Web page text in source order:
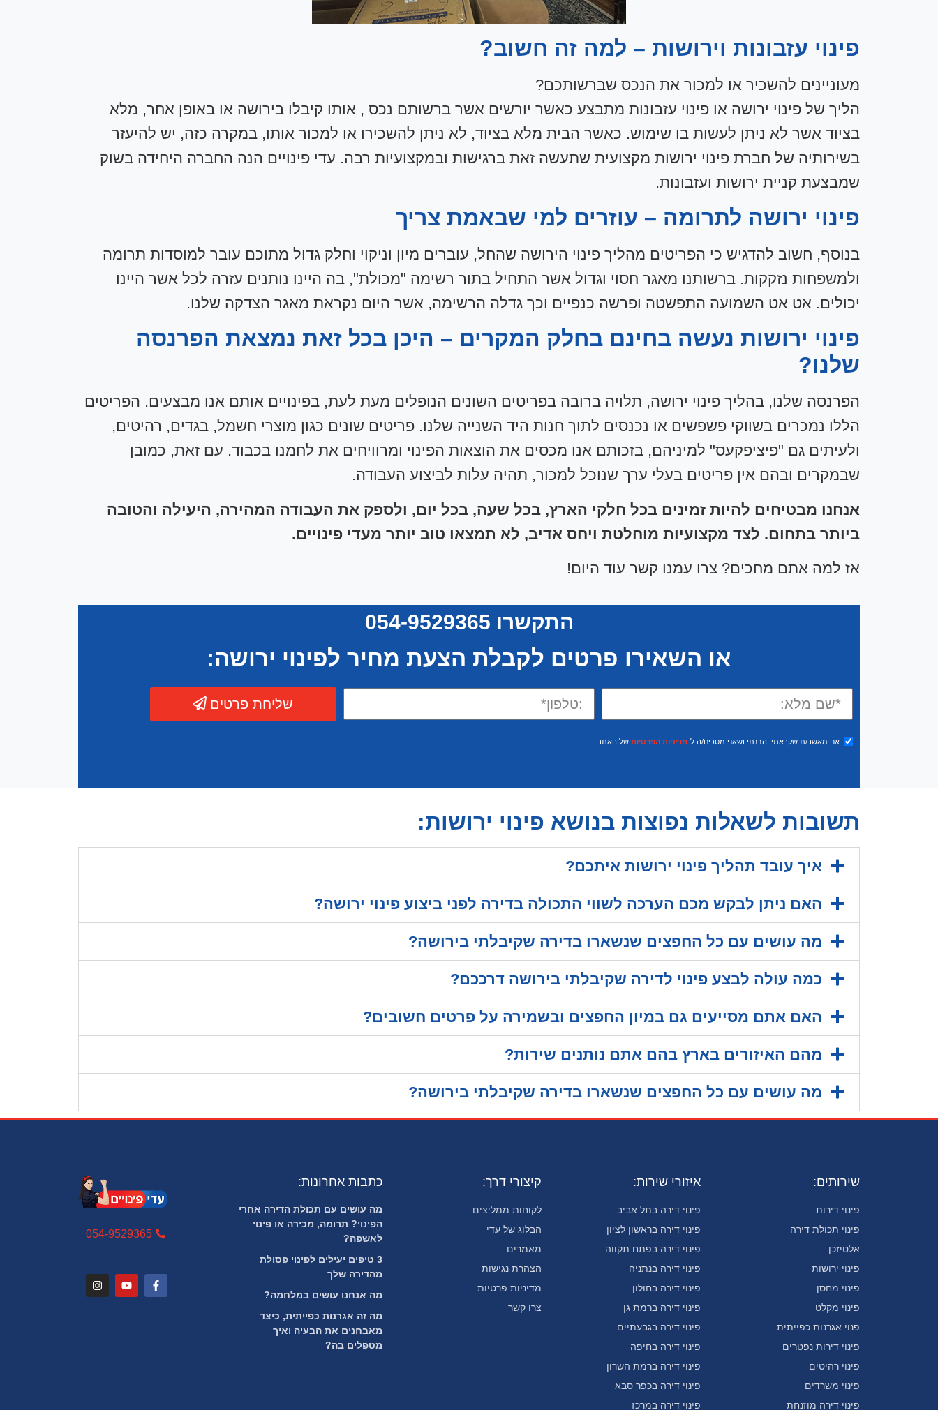
פינוי עזבונות וירושות – למה זה חשוב?
מעוניינים להשכיר או למכור את הנכס שברשותכם?
הליך של פינוי ירושה או פינוי עזבונות מתבצע כאשר יורשים אשר ברשותם נכס , אותו קיבלו בירושה או באופן אחר, מלא
בציוד אשר לא ניתן לעשות בו שימוש. כאשר הבית מלא בציוד, לא ניתן להשכירו או למכור אותו, במקרה כזה, יש להיעזר
בשירותיה של חברת פינוי ירושות מקצועית שתעשה זאת ברגישות ובמקצועיות רבה. עדי פינויים הנה החברה היחידה בשוק
שמבצעת קניית ירושות ועזבונות.
פינוי ירושה לתרומה – עוזרים למי שבאמת צריך
בנוסף, חשוב להדגיש כי הפריטים מהליך פינוי הירושה שהחל, עוברים מיון וניקוי וחלק גדול מתוכם עובר למוסדות תרומה
ולמשפחות נזקקות. ברשותנו מאגר חסוי וגדול אשר התחיל בתור רשימה "מכולת", בה היינו נותנים עזרה לכל אשר היינו
יכולים. אט אט השמועה התפשטה ופרשה כנפיים וכך גדלה הרשימה, אשר היום נקראת מאגר הצדקה שלנו.
פינוי ירושות נעשה בחינם בחלק המקרים – היכן בכל זאת נמצאת הפרנסה
שלנו?
הפרנסה שלנו, בהליך פינוי ירושה, תלויה ברובה בפריטים השונים הנופלים מעת לעת, בפינויים אותם אנו מבצעים. הפריטים
הללו נמכרים בשווקי פשפשים או נכנסים לתוך חנות היד השנייה שלנו. פריטים שונים כגון מוצרי חשמל, בגדים, רהיטים,
ולעיתים גם "פיציפקעס" למיניהם, בזכותם אנו מכסים את הוצאות הפינוי ומרוויחים את לחמנו בכבוד. עם זאת, כמובן
שבמקרים ובהם אין פריטים בעלי ערך שנוכל למכור, תהיה עלות לביצוע העבודה.
אנחנו מבטיחים להיות זמינים בכל חלקי הארץ, בכל שעה, בכל יום, ולספק את העבודה המהירה, היעילה והטובה
ביותר בתחום. לצד מקצועיות מוחלטת ויחס אדיב, לא תמצאו טוב יותר מעדי פינויים.
אז למה אתם מחכים? צרו עמנו קשר עוד היום!
התקשרו 054-9529365
או השאירו פרטים לקבלת הצעת מחיר לפינוי ירושה:
אני מאשר/ת שקראתי, הבנתי ושאני מסכים/ה ל-מדיניות הפרטיות של האתר.
שליחת פרטים
תשובות לשאלות נפוצות בנושא פינוי ירושות:
איך עובד תהליך פינוי ירושות איתכם?
האם ניתן לבקש מכם הערכה לשווי התכולה בדירה לפני ביצוע פינוי ירושה?
מה עושים עם כל החפצים שנשארו בדירה שקיבלתי בירושה?
כמה עולה לבצע פינוי לדירה שקיבלתי בירושה דרככם?
האם אתם מסייעים גם במיון החפצים ובשמירה על פרטים חשובים?
מהם האיזורים בארץ בהם אתם נותנים שירות?
מה עושים עם כל החפצים שנשארו בדירה שקיבלתי בירושה?
שירותים:
פינוי דירות
פינוי תכולת דירה
אלטיזכן
פינוי ירושות
פינוי מחסן
פינוי מקלט
פנוי אגרנות כפייתית
פינוי דירות נפטרים
פינוי רהיטים
פינוי משרדים
פינוי דירה מוזנחת
איזורי שירות:
פינוי דירה בתל אביב
פינוי דירה בראשון לציון
פינוי דירה בפתח תקווה
פינוי דירה בנתניה
פינוי דירה בחולון
פינוי דירה ברמת גן
פינוי דירה בגבעתיים
פינוי דירה בחיפה
פינוי דירה ברמת השרון
פינוי דירה בכפר סבא
פינוי דירה במרכז
קיצורי דרך:
לקוחות ממליצים
הבלוג של עדי
מאמרים
הצהרת נגישות
מדיניות פרטיות
צרו קשר
כתבות אחרונות:
מה עושים עם תכולת הדירה אחרי
הפינוי? תרומה, מכירה או פינוי
לאשפה?
3 טיפים יעילים לפינוי פסולת
מהדירה שלך
מה אנחנו עושים במלחמה?
מה זה אגרנות כפייתית, כיצד
מאבחנים את הבעיה ואיך
מטפלים בה?
054-9529365